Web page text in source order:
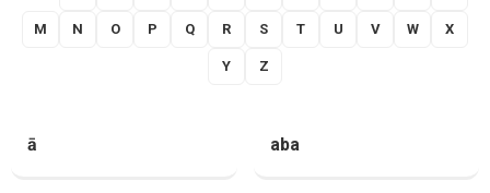
M N O P Q R S T U V W X
Y Z
ā aba